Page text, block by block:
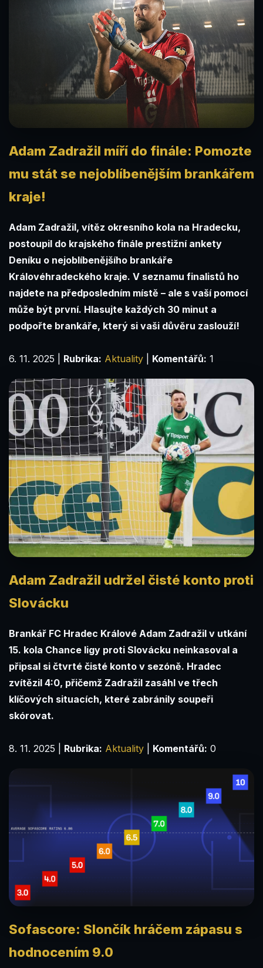
Adam Zadražil míří do finále: Pomozte
mu stát se nejoblíbenějším brankářem
kraje!
Adam Zadražil, vítěz okresního kola na Hradecku,
postoupil do krajského finále prestižní ankety
Deníku o nejoblíbenějšího brankáře
Královéhradeckého kraje. V seznamu finalistů ho
najdete na předposledním místě – ale s vaší pomocí
může být první. Hlasujte každých 30 minut a
podpořte brankáře, který si vaši důvěru zaslouží!
6. 11. 2025 Rubrika: Aktuality Komentářů: 1
Adam Zadražil udržel čisté konto proti
Slovácku
Brankář FC Hradec Králové Adam Zadražil v utkání
15. kola Chance ligy proti Slovácku neinkasoval a
připsal si čtvrté čisté konto v sezóně. Hradec
zvítězil 4:0, přičemž Zadražil zasáhl ve třech
klíčových situacích, které zabránily soupeři
skórovat.
8. 11. 2025 Rubrika: Aktuality Komentářů: 0
Sofascore: Slončík hráčem zápasu s
hodnocením 9.0